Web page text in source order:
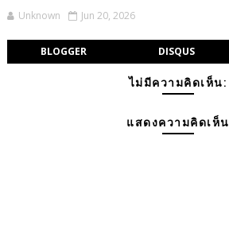
Unknown Jun 20, 2026
BLOGGER DISQUS
ไม่มีความคิดเห็น:
แสดงความคิดเห็น